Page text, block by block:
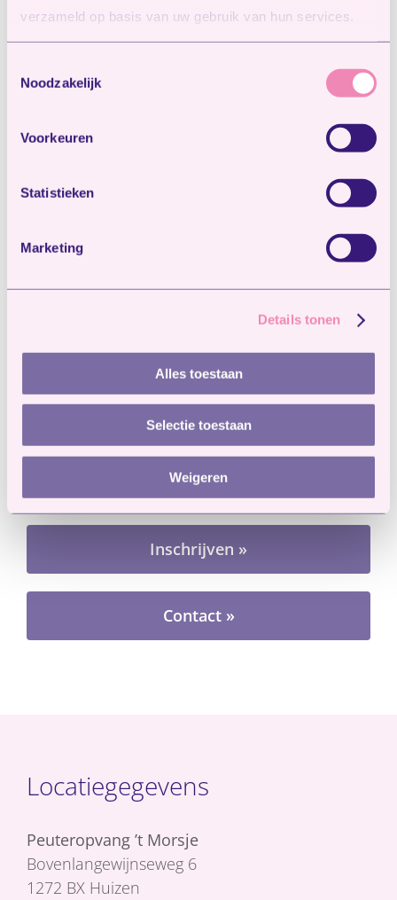
verzameld op basis van uw gebruik van hun services.
Noodzakelijk
Voorkeuren
Statistieken
Marketing
Details tonen
Alles toestaan
Selectie toestaan
Weigeren
Geïnteresseerd?
Wil je zelf ervaren hoe dat gaat bij ons op de
vragen?
Rondleiding »
Inschrijven »
Contact »
Locatiegegevens
Peuteropvang ’t Morsje
Bovenlangewijnseweg 6
1272 BX Huizen